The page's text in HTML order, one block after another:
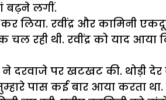
बढ़ने लगीं.
कर लिया. रवींद्र और कामिनी
चल रही थी. रवींद्र को याद
ने दरवाजे पर खटखट की. थोड़ी देर
तुम्हारे पास कई बार आया करता